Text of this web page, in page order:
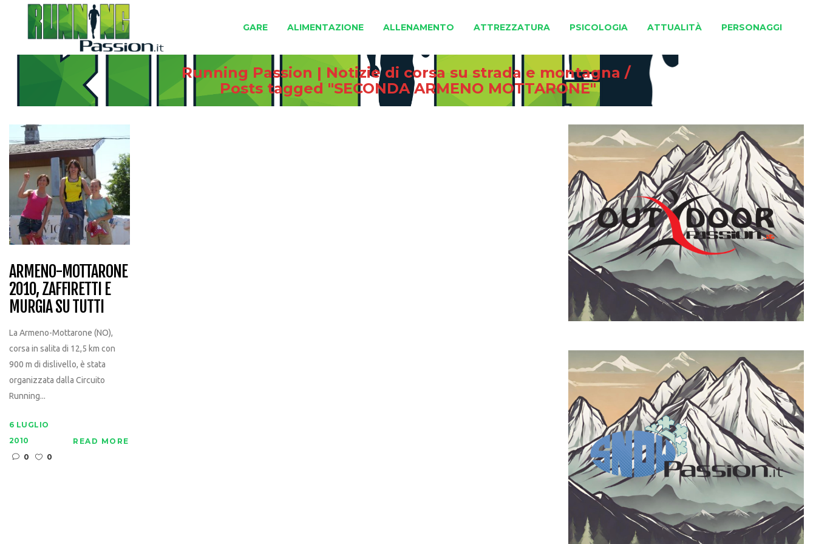
GARE ALIMENTAZIONE ALLENAMENTO ATTREZZATURA PSICOLOGIA ATTUALITÀ PERSONAGGI
Running Passion | Notizie di corsa su strada e montagna /
Posts tagged "SECONDA ARMENO MOTTARONE"
ARMENO-MOTTARONE
2010, ZAFFIRETTI E
MURGIA SU TUTTI
La Armeno-Mottarone (NO),
corsa in salita di 12,5 km con
900 m di dislivello, è stata
organizzata dalla Circuito
Running...
6 LUGLIO
2010
0
0
READ MORE